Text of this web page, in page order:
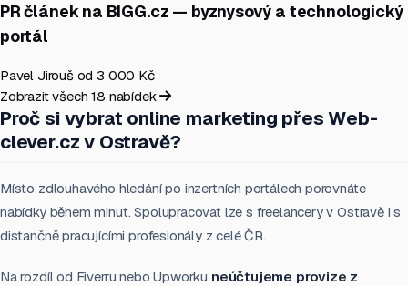
PR článek na BIGG.cz — byznysový a technologický
portál
Pavel Jirouš od 3 000 Kč
Zobrazit všech 18 nabídek
Proč si vybrat online marketing přes Web-
clever.cz v Ostravě?
Místo zdlouhavého hledání po inzertních portálech porovnáte
nabídky během minut. Spolupracovat lze s freelancery v Ostravě i s
distančně pracujícími profesionály z celé ČR.
Na rozdíl od Fiverru nebo Upworku neúčtujeme provize z